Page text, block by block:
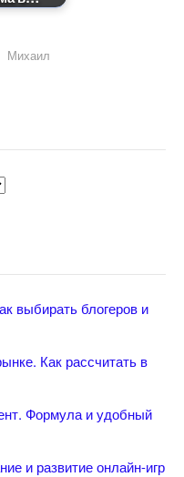
выбирать блогеров и
Как рассчитать
Формула и удобный
и развитие онлайн-игр